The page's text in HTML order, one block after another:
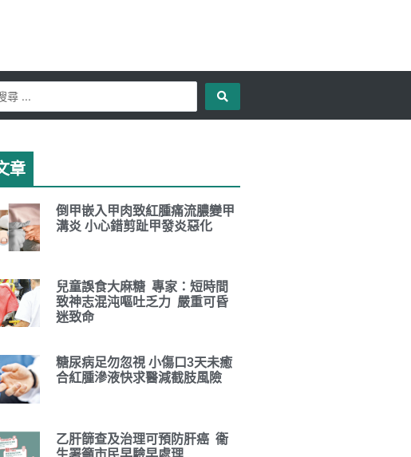
章
倒甲嵌入甲肉致紅腫痛流膿變甲
溝炎 小心錯剪趾甲發炎惡化
兒童誤食大麻糖 專家：短時間
致神志混沌嘔吐乏力 嚴重可昏
迷致命
糖尿病足勿忽視 小傷口3天未癒
合紅腫滲液快求醫減截肢風險
乙肝篩查及治理可預防肝癌 衞
生署籲市民早驗早處理